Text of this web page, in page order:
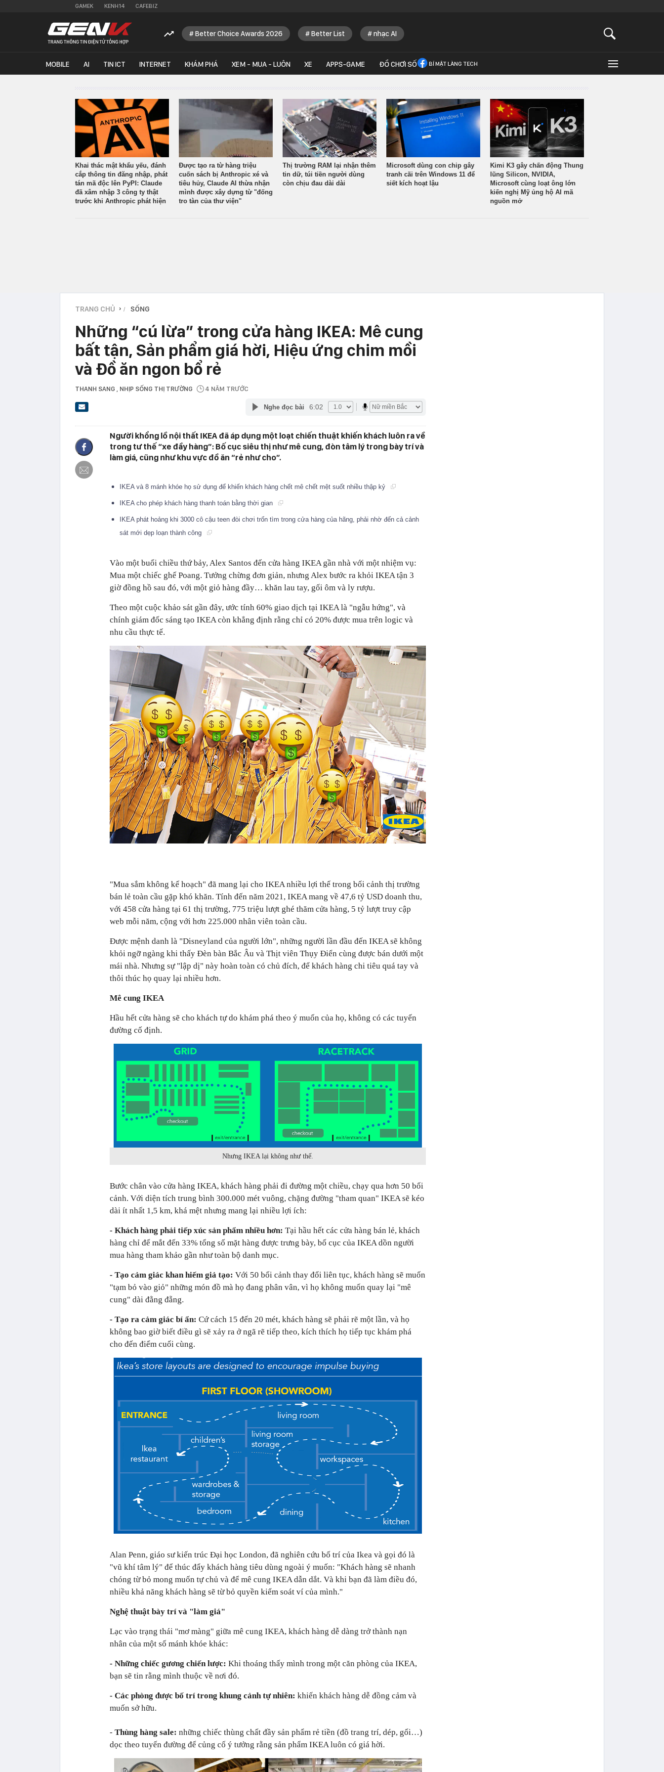
GAMEK KENH14 CAFEBIZ
Better Choice Awards 2026 Better List nhạc AI
MOBILE AI TIN ICT INTERNET KHÁM PHÁ XEM - MUA - LUÔN XE APPS-GAME ĐỒ CHƠI SỐ BÍ MẬT LÀNG TECH
Khai thác mật khẩu yếu, đánh
cắp thông tin đăng nhập, phát
tán mã độc lên PyPI: Claude
đã xâm nhập 3 công ty thật
trước khi Anthropic phát hiện
Được tạo ra từ hàng triệu
cuốn sách bị Anthropic xé và
tiêu hủy, Claude AI thừa nhận
mình được xây dựng từ "đống
tro tàn của thư viện"
Thị trường RAM lại nhận thêm
tin dữ, túi tiền người dùng
còn chịu đau dài dài
Microsoft dùng con chip gây
tranh cãi trên Windows 11 để
siết kích hoạt lậu
Kimi K3 gây chấn động Thung
lũng Silicon, NVIDIA,
Microsoft cùng loạt ông lớn
kiến nghị Mỹ ủng hộ AI mã
nguồn mở
TRANG CHỦ › SỐNG
Những “cú lừa” trong cửa hàng IKEA: Mê cung
bất tận, Sản phẩm giá hời, Hiệu ứng chim mồi
và Đồ ăn ngon bổ rẻ
THANH SANG , NHỊP SỐNG THỊ TRƯỜNG 4 NĂM TRƯỚC
Nghe đọc bài 6:02
Người khổng lồ nội thất IKEA đã áp dụng một loạt chiến thuật khiến khách luôn ra về
trong tư thế “xe đầy hàng”: Bố cục siêu thị như mê cung, đòn tâm lý trong bày trí và
làm giá, cũng như khu vực đồ ăn “rẻ như cho”.
IKEA và 8 mánh khóe họ sử dụng để khiến khách hàng chết mê chết mệt suốt nhiều thập kỷ
IKEA cho phép khách hàng thanh toán bằng thời gian
IKEA phát hoảng khi 3000 cô cậu teen đòi chơi trốn tìm trong cửa hàng của hãng, phải nhờ đến cả cảnh
sát mới dẹp loạn thành công
Vào một buổi chiều thứ bảy, Alex Santos đến cửa hàng IKEA gần nhà với một nhiệm vụ:
Mua một chiếc ghế Poang. Tưởng chừng đơn giản, nhưng Alex bước ra khỏi IKEA tận 3
giờ đồng hồ sau đó, với một giỏ hàng đầy… khăn lau tay, gối ôm và ly rượu.
Theo một cuộc khảo sát gần đây, ước tính 60% giao dịch tại IKEA là "ngẫu hứng", và
chính giám đốc sáng tạo IKEA còn khẳng định rằng chỉ có 20% được mua trên logic và
nhu cầu thực tế.
"Mua sắm không kế hoạch" đã mang lại cho IKEA nhiều lợi thế trong bối cảnh thị trường
bán lẻ toàn cầu gặp khó khăn. Tính đến năm 2021, IKEA mang về 47,6 tỷ USD doanh thu,
với 458 cửa hàng tại 61 thị trường, 775 triệu lượt ghé thăm cửa hàng, 5 tỷ lượt truy cập
web mỗi năm, cộng với hơn 225.000 nhân viên toàn cầu.
Được mệnh danh là "Disneyland của người lớn", những người lần đầu đến IKEA sẽ không
khỏi ngỡ ngàng khi thấy Đèn bàn Bắc Âu và Thịt viên Thụy Điển cùng được bán dưới một
mái nhà. Nhưng sự "lập dị" này hoàn toàn có chủ đích, để khách hàng chi tiêu quá tay và
thôi thúc họ quay lại nhiều hơn.
Mê cung IKEA
Hầu hết cửa hàng sẽ cho khách tự do khám phá theo ý muốn của họ, không có các tuyến
đường cố định.
Nhưng IKEA lại không như thế.
Bước chân vào cửa hàng IKEA, khách hàng phải đi đường một chiều, chạy qua hơn 50 bối
cảnh. Với diện tích trung bình 300.000 mét vuông, chặng đường "tham quan" IKEA sẽ kéo
dài ít nhất 1,5 km, khá mệt nhưng mang lại nhiều lợi ích:
- Khách hàng phải tiếp xúc sản phẩm nhiều hơn: Tại hầu hết các cửa hàng bán lẻ, khách
hàng chỉ để mắt đến 33% tổng số mặt hàng được trưng bày, bố cục của IKEA dồn người
mua hàng tham khảo gần như toàn bộ danh mục.
- Tạo cảm giác khan hiếm giả tạo: Với 50 bối cảnh thay đổi liên tục, khách hàng sẽ muốn
"tạm bỏ vào giỏ" những món đồ mà họ đang phân vân, vì họ không muốn quay lại "mê
cung" dài đằng đẵng.
- Tạo ra cảm giác bí ẩn: Cứ cách 15 đến 20 mét, khách hàng sẽ phải rẽ một lần, và họ
không bao giờ biết điều gì sẽ xảy ra ở ngã rẽ tiếp theo, kích thích họ tiếp tục khám phá
cho đến điểm cuối cùng.
Alan Penn, giáo sư kiến trúc Đại học London, đã nghiên cứu bố trí của Ikea và gọi đó là
"vũ khí tâm lý" để thúc đẩy khách hàng tiêu dùng ngoài ý muốn: "Khách hàng sẽ nhanh
chóng từ bỏ mong muốn tự chủ và để mê cung IKEA dẫn dắt. Và khi bạn đã làm điều đó,
nhiều khả năng khách hàng sẽ từ bỏ quyền kiểm soát ví của mình."
Nghệ thuật bày trí và "làm giá"
Lạc vào trạng thái "mơ màng" giữa mê cung IKEA, khách hàng dễ dàng trở thành nạn
nhân của một số mánh khóe khác:
- Những chiếc gương chiến lược: Khi thoáng thấy mình trong một căn phòng của IKEA,
bạn sẽ tin rằng mình thuộc về nơi đó.
- Các phòng được bố trí trong khung cảnh tự nhiên: khiến khách hàng dễ đồng cảm và
muốn sở hữu.
- Thùng hàng sale: những chiếc thùng chất đầy sản phẩm rẻ tiền (đồ trang trí, dép, gối…)
dọc theo tuyến đường để củng cố ý tưởng rằng sản phẩm IKEA luôn có giá hời.